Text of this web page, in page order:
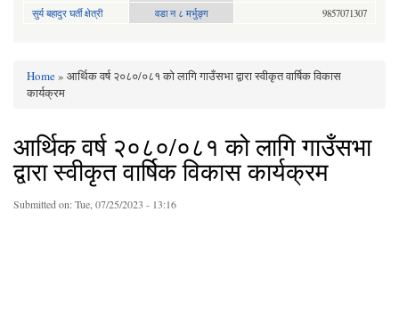
सुर्य बहादुर घर्ती क्षेत्री
वडा न ८ मर्भुङ्ग 9857071307
You are here
Home» आर्थिक वर्ष २०८०/०८१ को लागि गाउँसभा द्वारा स्वीकृत वार्षिक विकास
कार्यक्रम
आर्थिक वर्ष २०८०/०८१ को लागि गाउँसभा
द्वारा स्वीकृत वार्षिक विकास कार्यक्रम
Submitted on:Tue, 07/25/2023 - 13:16